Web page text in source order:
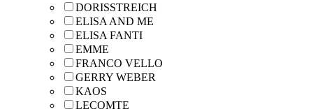
DORISSTREICH
ELISA AND ME
ELISA FANTI
EMME
FRANCO VELLO
GERRY WEBER
KAOS
LECOMTE